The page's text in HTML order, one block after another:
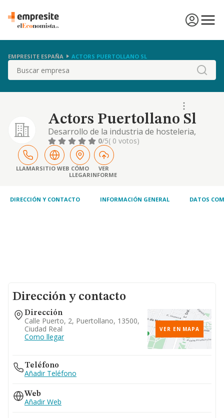
EMPRESITE ESPAÑA ACTORS PUERTOLLANO SL
Buscar
Actors Puertollano Sl
Desarrollo de la industria de hosteleria,
mediante la explotacion de establecimientos
adecuados, tales como bares, cafeterias,
pubs, hoteles, hostales, moteles.
0/5( 0 votos)
LLAMARSITIO WEB CÓMO
LLEGAR
VER
INFORME
DIRECCIÓN Y CONTACTO INFORMACIÓN GENERAL DATOS
Dirección y contacto
Dirección
Calle Puerto, 2, Puertollano, 13500,
Ciudad Real
Como llegar
VER EN MAPA
Teléfono
Añadir Teléfono
Web
Añadir Web